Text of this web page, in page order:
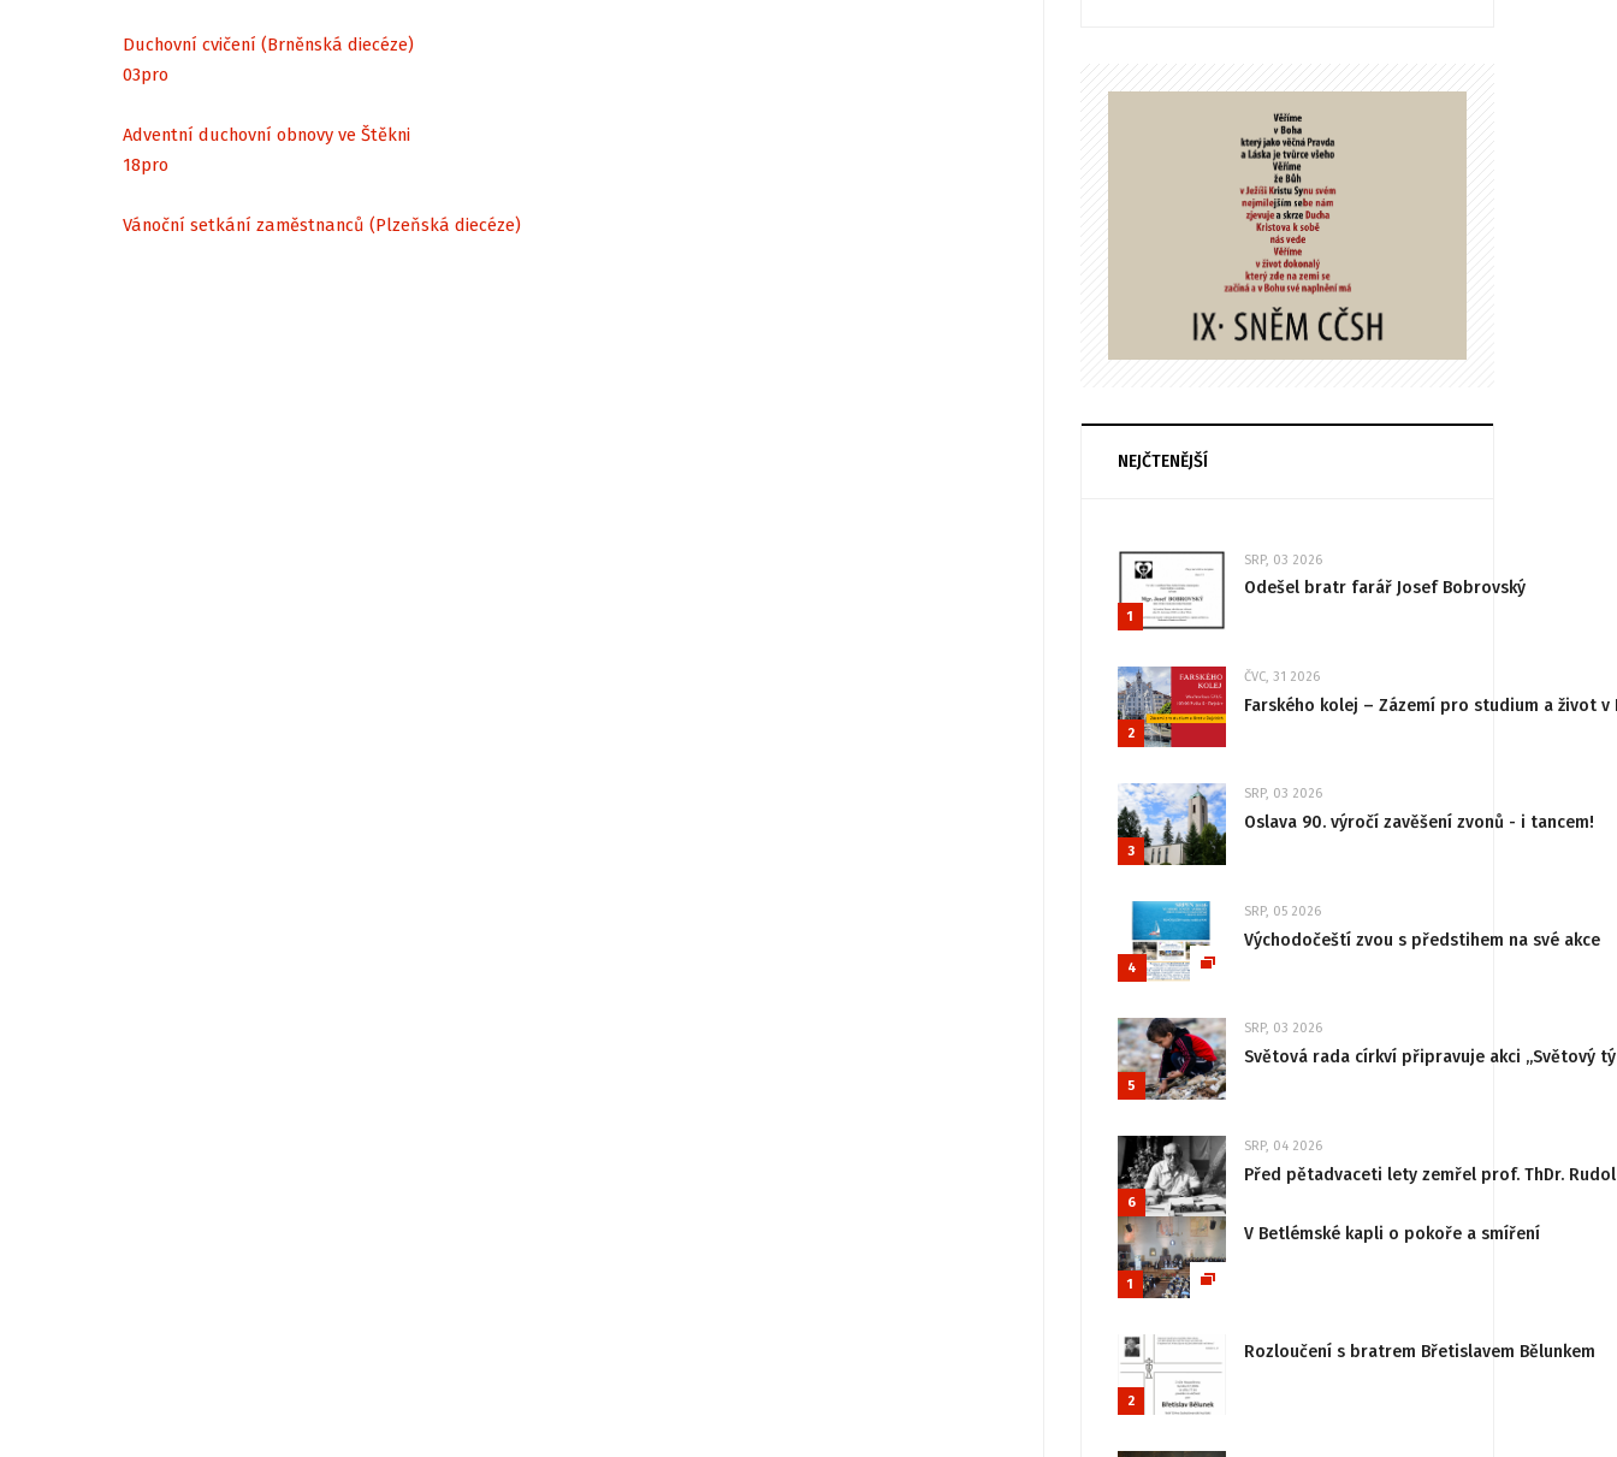
Duchovní cvičení (Brněnská diecéze)
03pro
Adventní duchovní obnovy ve Štěkni
18pro
Vánoční setkání zaměstnanců (Plzeňská diecéze)
NEJČTENĚJŠÍ
1
SRP, 03 2026
Odešel bratr farář Josef Bobrovský
2
ČVC, 31 2026
Farského kolej – Zázemí pro studium a život v
3
SRP, 03 2026
Oslava 90. výročí zavěšení zvonů - i tancem!
4
SRP, 05 2026
Východočeští zvou s předstihem na své akce
5
SRP, 03 2026
Světová rada církví připravuje akci „Světový
6
SRP, 04 2026
Před pětadvaceti lety zemřel prof. ThDr.
1
V Betlémské kapli o pokoře a smíření
2
Rozloučení s bratrem Břetislavem Bělunkem